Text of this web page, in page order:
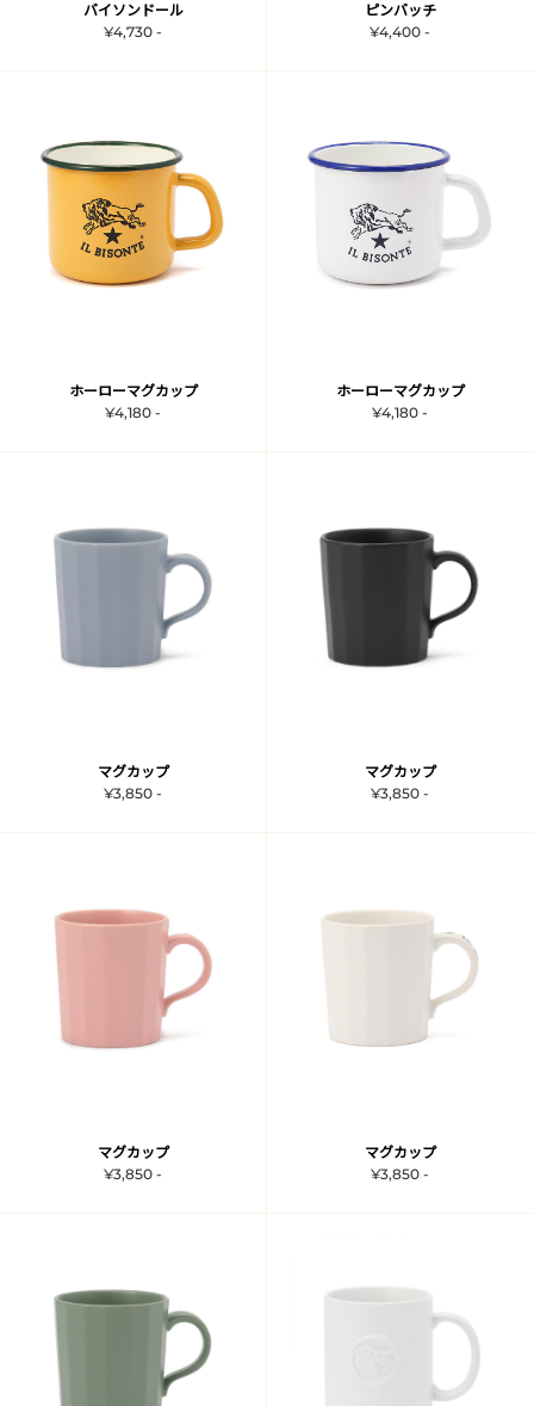
バイソンドール
¥4,730 -
ピンバッチ
¥4,400 -
ホーローマグカップ
¥4,180 -
ホーローマグカップ
¥4,180 -
マグカップ
¥3,850 -
マグカップ
¥3,850 -
マグカップ
¥3,850 -
マグカップ
¥3,850 -